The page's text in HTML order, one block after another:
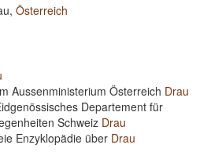
Österreich
Aussenministerium Österreich Drau
Departement für
Schweiz Drau
Enzyklopädie über Drau